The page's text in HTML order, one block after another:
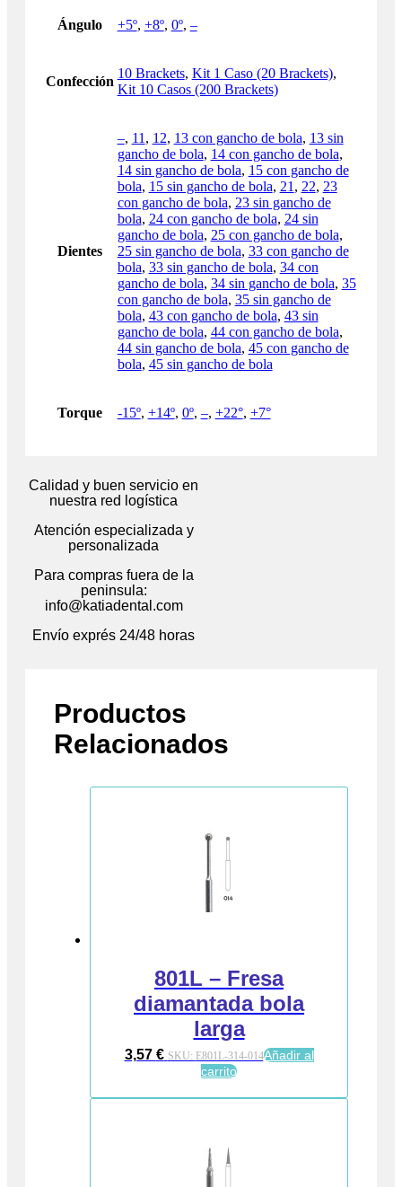
Ángulo +5º, +8º, 0º, –
Confección
10 Brackets, Kit 1 Caso (20 Brackets),
Kit 10 Casos (200 Brackets)
Dientes
–, 11 , 12, 13 con gancho de bola, 13 sin
gancho de bola, 14 con gancho de bola,
14 sin gancho de bola, 15 con gancho de
bola, 15 sin gancho de bola, 21 , 22, 23
con gancho de bola, 23 sin gancho de
bola, 24 con gancho de bola, 24 sin
gancho de bola, 25 con gancho de bola,
25 sin gancho de bola, 33 con gancho de
bola, 33 sin gancho de bola, 34 con
gancho de bola, 34 sin gancho de bola, 35
con gancho de bola, 35 sin gancho de
bola, 43 con gancho de bola, 43 sin
gancho de bola, 44 con gancho de bola,
44 sin gancho de bola, 45 con gancho de
bola, 45 sin gancho de bola
Torque -15º, +14º, 0º, –, +22°, +7°
Calidad y buen servicio en
nuestra red logística
Atención especializada y
personalizada
Para compras fuera de la
peninsula:
info@katiadental.com
Envío exprés 24/48 horas
Productos
Relacionados
801L – Fresa
diamantada bola
larga
3,57 € SKU: E801L-314-014Añadir al
carrito